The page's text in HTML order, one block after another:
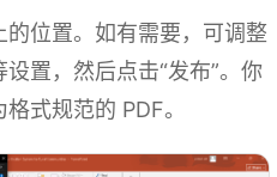
位置。如有需要，可调整
置，然后点击“发布”。你
式规范的 PDF。